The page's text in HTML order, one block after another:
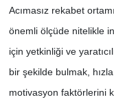
Acımasız rekabet
önemli ölçüde nitelikle
için yetkinliği ve
bir şekilde bulmak,
motivasyon faktörlerini